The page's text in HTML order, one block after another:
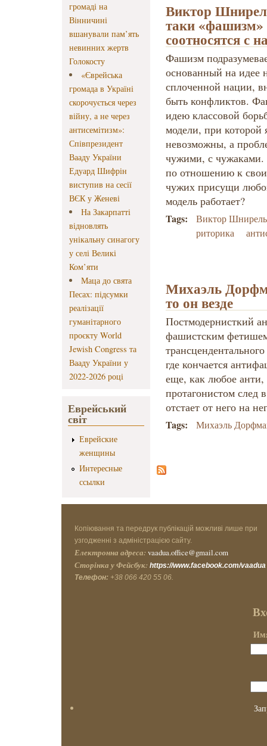
громаді на
Вінничині
вшанували пам’ять
невинних жертв
Голокосту
«Єврейська
громада в Україні
скорочується через
війну, а не через
антисемітизм»:
Співпрезидент
Вааду України
Едуард Шифрін
виступив на сесії
ВЄК у Женеві
На Закарпатті
відновлять
унікальну синагогу
у селі Великі
Ком’яти
Маца до свята
Песах: підсумки
реалізації
гуманітарного
проєкту World
Jewish Congress та
Вааду України у
2022-2026 році
Еврейський
світ
Еврейские
женщины
Интересные
ссылки
Виктор
таки «фашизм»
соотносятся с
Фашизм
основанный на идее
сплоченной нации,
быть конфликтов.
идею классовой
модели, при
невозможны, а
чужими, с чужаками.
по отношению к
чужих присущи
модель работает?
Tags:
Виктор
риторика
Михаэль
то он везде
Постмодернисткий
фашистским
где кончается
еще, как любое анти,
протагонистом след
отстает от него на
Tags: Михаэль
Копіювання та передрук публікацій можливі лише при
узгодженні з адміністрацією сайту.
Електронна адреса: vaadua.office@gmail.com
Сторінка у Фейсбук: https://www.facebook.com/vaadua
Телефон: +38 066 420 55 06.